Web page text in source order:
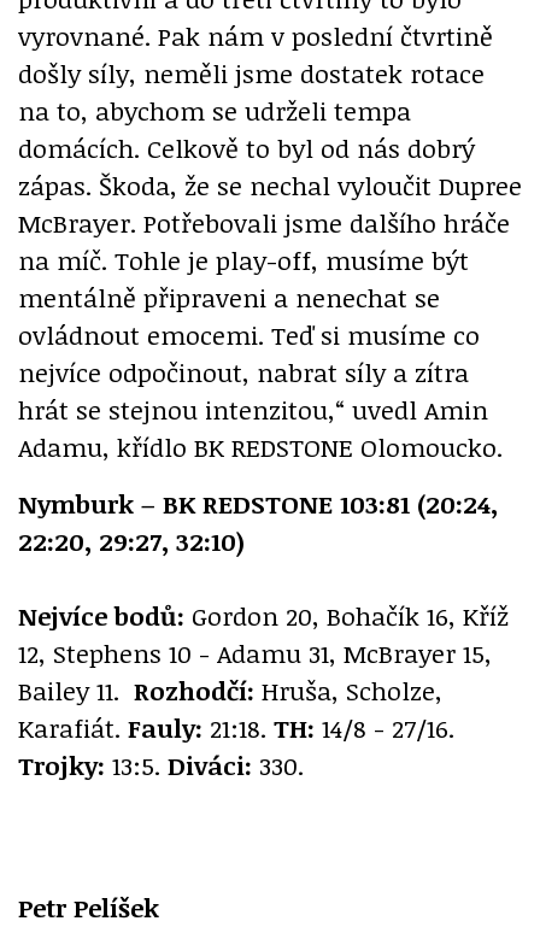
vyrovnané. Pak nám v poslední čtvrtině
došly síly, neměli jsme dostatek rotace
na to, abychom se udrželi tempa
domácích. Celkově to byl od nás dobrý
zápas. Škoda, že se nechal vyloučit Dupree
McBrayer. Potřebovali jsme dalšího hráče
na míč. Tohle je play-off, musíme být
mentálně připraveni a nenechat se
ovládnout emocemi. Teď si musíme co
nejvíce odpočinout, nabrat síly a zítra
hrát se stejnou intenzitou,“ uvedl Amin
Adamu, křídlo BK REDSTONE Olomoucko.
Nymburk – BK REDSTONE 103:81 (20:24,
22:20, 29:27, 32:10)
Nejvíce bodů: Gordon 20, Bohačík 16, Kříž
12, Stephens 10 - Adamu 31, McBrayer 15,
Bailey 11. Rozhodčí: Hruša, Scholze,
Karafiát. Fauly: 21:18. TH: 14/8 - 27/16.
Trojky: 13:5. Diváci: 330.
Petr Pelíšek